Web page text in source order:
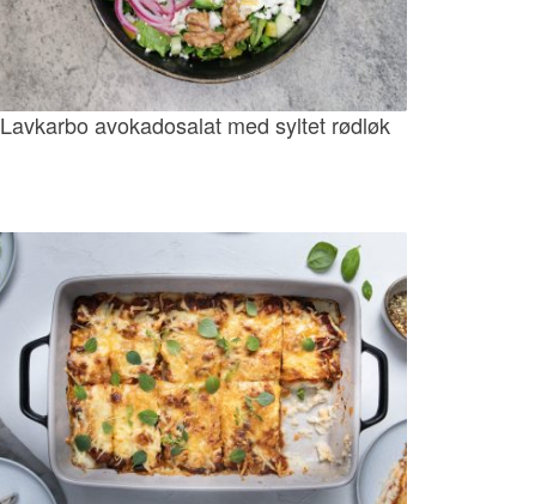
Lavkarbo avokadosalat med syltet rødløk